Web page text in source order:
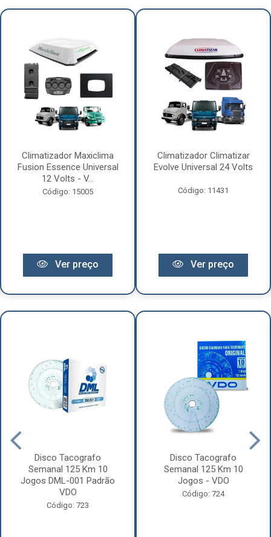
Climatizador Maxiclima
Fusion Essence Universal
12 Volts - V...
Código: 15005
Ver preço
Climatizador Climatizar
Evolve Universal 24 Volts
Código: 11431
Ver preço
Disco Tacografo
Semanal 125 Km 10
Jogos DML-001 Padrão
VDO
Código: 723
Disco Tacografo
Semanal 125 Km 10
Jogos - VDO
Código: 724